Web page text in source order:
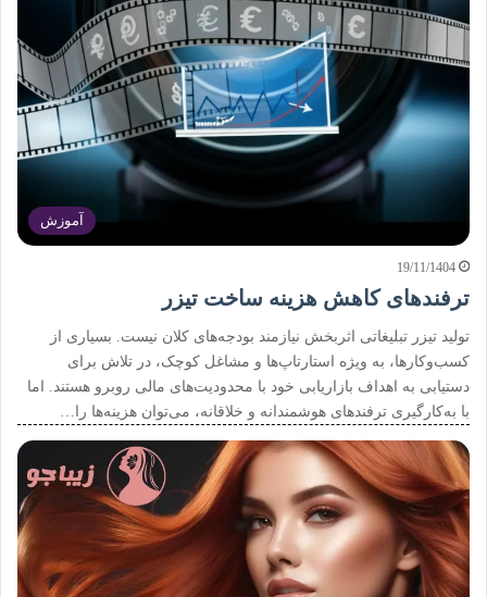
آموزش
19/11/1404
ترفندهای کاهش هزینه ساخت تیزر
تولید تیزر تبلیغاتی اثربخش نیازمند بودجه‌های کلان نیست. بسیاری از
کسب‌وکارها، به ویژه استارتاپ‌ها و مشاغل کوچک، در تلاش برای
دستیابی به اهداف بازاریابی خود با محدودیت‌های مالی روبرو هستند. اما
با به‌کارگیری ترفندهای هوشمندانه و خلاقانه، می‌توان هزینه‌ها را…